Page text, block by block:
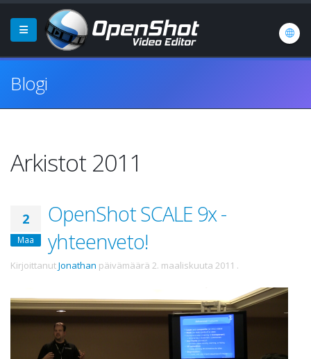
Blogi
Arkistot 2011
2
Maa
OpenShot SCALE 9x -
yhteenveto!
KirjoittanutJonathan päivämäärä 2. maaliskuuta 2011 .